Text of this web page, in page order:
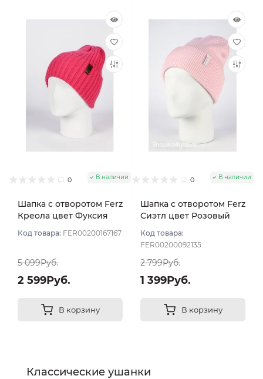
0 В наличии
Шапка с отворотом Ferz
Креола цвет Фуксия
Код товара: FER00200167167
5 099Руб.
2 599Руб.
В корзину
0 В наличии
Шапка с отворотом Ferz
Сиэтл цвет Розовый
Код товара:
FER00200092135
2 799Руб.
1 399Руб.
В корзину
Классические ушанки